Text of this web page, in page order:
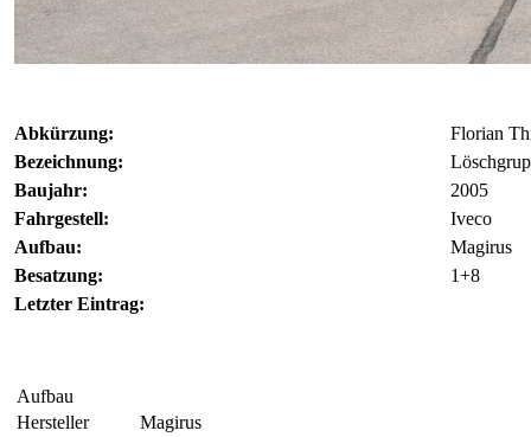
Abkürzung:
Florian
Bezeichnung:
Baujahr:
2005
Fahrgestell:
Iveco
Aufbau:
Magirus
Besatzung:
1+8
Letzter Eintrag:
Aufbau
Hersteller
Magirus